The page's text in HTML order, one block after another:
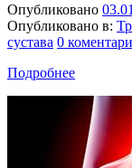
Опубликовано
Опубликовано в:
сустава 0
Подробнее